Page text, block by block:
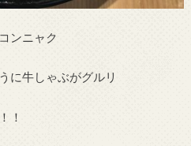
ンニャク
に牛しゃぶがグルリ
！